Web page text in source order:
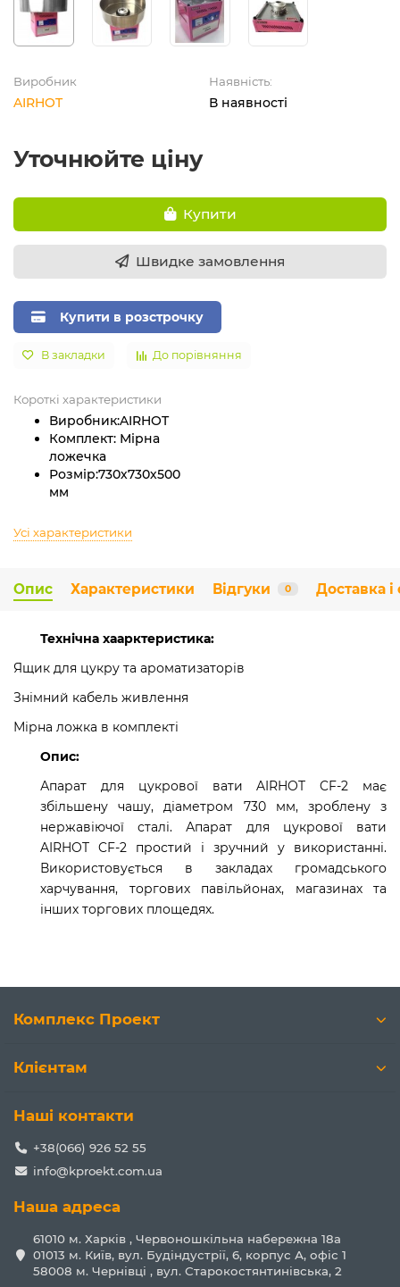
Виробник
AIRHOT
Наявність:
В наявності
Уточнюйте ціну
Купити
Швидке замовлення
Купити в розстрочку
В закладки До порівняння
Короткі характеристики
Виробник:AIRHOT
Комплект: Мірна
ложечка
Розмір:730х730х500
мм
Усі характеристики
Опис Характеристики Відгуки 0 Доставка і
Технічна хаарктеристика:
Ящик для цукру та ароматизаторів
Знімний кабель живлення
Мірна ложка в комплекті
Опис:
Апарат для цукрової вати AIRHOT CF-2 має
збільшену чашу, діаметром 730 мм, зроблену з
нержавіючої сталі. Апарат для цукрової вати
AIRHOT CF-2 простий і зручний у використанні.
Використовується в закладах громадського
харчування, торгових павільйонах, магазинах та
інших торгових площедях.
Комплекс Проект
Клієнтам
Наші контакти
+38(066) 926 52 55
info@kproekt.com.ua
Наша адреса
61010 м. Харків , Червоношкільна набережна 18а
01013 м. Київ, вул. Будіндустрії, 6, корпус А, офіс 1
58008 м. Чернівці , вул. Старокостянтинівська, 2